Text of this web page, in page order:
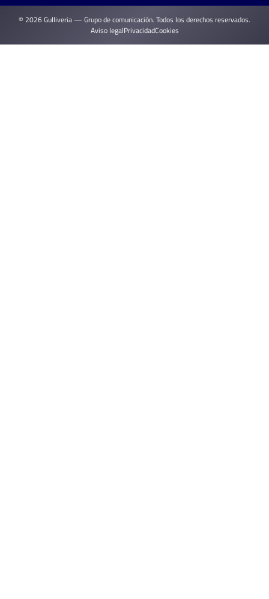
© 2026 Gulliveria — Grupo de comunicación. Todos los derechos reservados.
Aviso legalPrivacidadCookies